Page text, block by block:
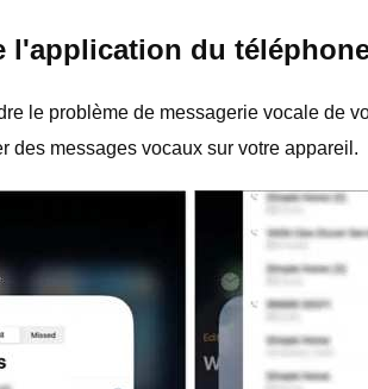
l'application du
le problème de messagerie vocale de
des messages vocaux sur votre appareil.